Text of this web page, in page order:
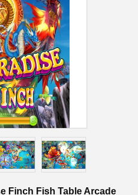
Finch Fish Table Arcade